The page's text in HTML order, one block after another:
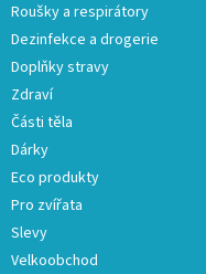
Roušky a respirátory
Dezinfekce a drogerie
Doplňky stravy
Zdraví
Části těla
Dárky
Eco produkty
Pro zvířata
Slevy
Velkoobchod